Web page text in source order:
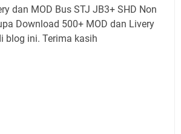
dan MOD Bus STJ JB3+ SHD Non
Download 500+ MOD dan Livery
blog ini. Terima kasih